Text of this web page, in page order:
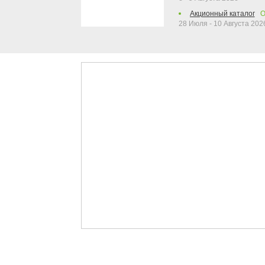
Акционный каталог
28 Июля - 10 Августа